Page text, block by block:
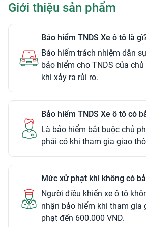
Giới thiệu sản phẩm
Bảo hiểm TNDS Xe ô tô là
Bảo hiểm trách nhiệm dân
bảo hiểm cho TNDS của
khi xảy ra rủi ro.
Bảo hiểm TNDS Xe ô tô có
Là bảo hiểm bắt buộc chủ
phải có khi tham gia giao
Mức xử phạt khi không có
Người điều khiển xe ô tô
nhận bảo hiểm khi tham gia
phạt đến 600.000 VND.